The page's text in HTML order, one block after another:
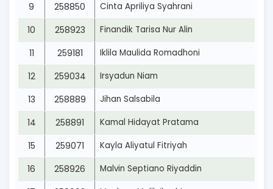
9 258850 Cinta Apriliya Syahrani
10 258923 Finandik Tarisa Nur Alin
11 259181 Iklila Maulida Romadhoni
12 259034 Irsyadun Niam
13 258889 Jihan Salsabila
14 258891 Kamal Hidayat Pratama
15 259071 Kayla Aliyatul Fitriyah
16 258926 Malvin Septiano Riyaddin